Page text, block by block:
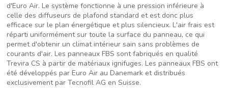
d'Euro Air. Le système fonctionne à une pression inférieure à
celle des diffuseurs de plafond standard et est donc plus
efficace sur le plan énergétique et plus silencieux. L'air frais est
réparti uniformément sur toute la surface du panneau, ce qui
permet d'obtenir un climat intérieur sain sans problèmes de
courants d'air. Les panneaux FBS sont fabriqués en qualité
Trevira CS à partir de matériaux ignifuges. Les panneaux FBS ont
été développés par Euro Air au Danemark et distribués
exclusivement par Tecnofil AG en Suisse.